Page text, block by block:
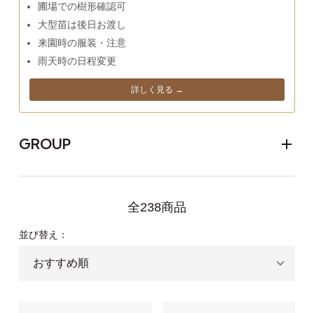
圃場での樹形確認可
大型苗は後日お渡し
来園時の服装・注意
雨天時の日程変更
詳しく見る →
GROUP
全238商品
並び替え：